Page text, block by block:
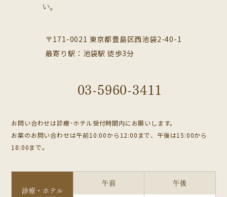
〒171-0021 東京都豊島区西池袋2-40-1
最寄り駅：池袋駅 徒歩3分
03-5960-3411
お問い合わせは診療･ホテル受付時間内にお願いします。
お薬のお問い合わせは午前10:00から12:00まで、午後は15:00から
18:00まで。
診療・ホテル
午前 午後